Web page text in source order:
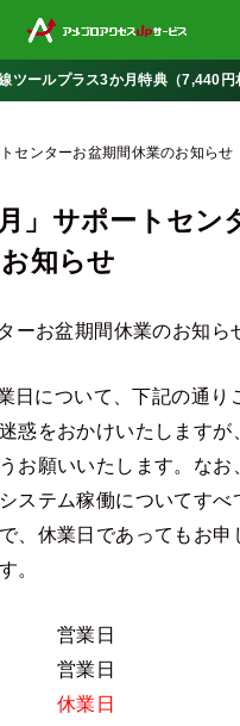
ツールプラス3か月特典（7,440円
センターお盆期間休業のお知らせ
」サポートセン
知らせ
ーお盆期間休業のお知ら
日について、下記の通り
惑をおかけいたしますが
お願いいたします。なお
ステム稼働についてすべ
、休業日であってもお申
。
営業日
） 営業日
）休業日